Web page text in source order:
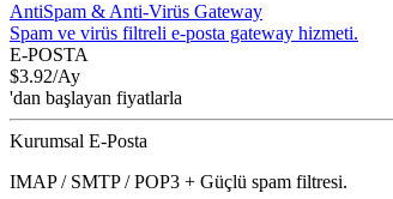
AntiSpam & Anti-Virüs Gateway
Spam ve virüs filtreli e-posta gateway hizmeti.
E-POSTA
$3.92/Ay
'dan başlayan fiyatlarla
Kurumsal E-Posta
IMAP / SMTP / POP3 + Güçlü spam filtresi.